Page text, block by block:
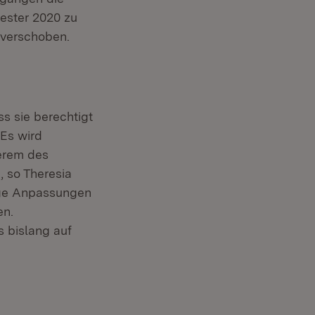
2020 zu
sie berechtigt
wird
des
so Theresia
Anpassungen
bislang auf